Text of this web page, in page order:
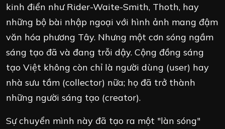
kinh điển như Rider-Waite-Smith, Thoth, hay
những bộ bài nhập ngoại với hình ảnh mang đậm
văn hóa phương Tây. Nhưng một cơn sóng ngầm
sáng tạo đã và đang trỗi dậy. Cộng đồng sáng
tạo Việt không còn chỉ là người dùng (user) hay
nhà sưu tầm (collector) nữa; họ đã trở thành
những người sáng tạo (creator).
Sự chuyển mình này đã tạo ra một "làn sóng"